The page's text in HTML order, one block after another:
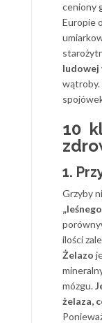
ceniony
Europie
ludowej
wątroby.
10
1.
Grzyby
ilości
Żelazo
mózgu.
żelaza,